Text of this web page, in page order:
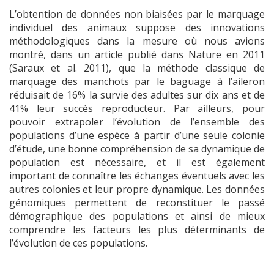
L’obtention de données non biaisées par le marquage
individuel des animaux suppose des innovations
méthodologiques dans la mesure où nous avions
montré, dans un article publié dans Nature en 2011
(Saraux et al. 2011), que la méthode classique de
marquage des manchots par le baguage à l’aileron
réduisait de 16% la survie des adultes sur dix ans et de
41% leur succès reproducteur. Par ailleurs, pour
pouvoir extrapoler l’évolution de l’ensemble des
populations d’une espèce à partir d’une seule colonie
d’étude, une bonne compréhension de sa dynamique de
population est nécessaire, et il est également
important de connaître les échanges éventuels avec les
autres colonies et leur propre dynamique. Les données
génomiques permettent de reconstituer le passé
démographique des populations et ainsi de mieux
comprendre les facteurs les plus déterminants de
l’évolution de ces populations.